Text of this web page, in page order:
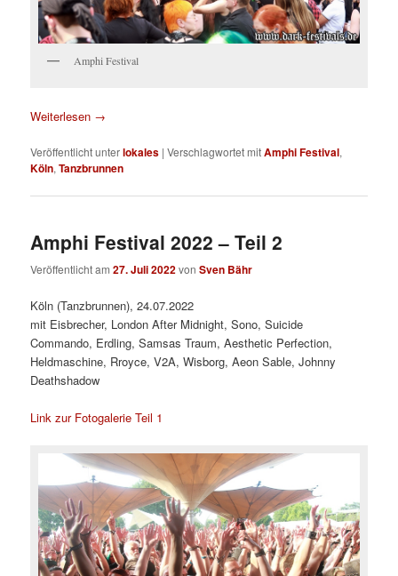
Amphi Festival
Weiterlesen →
Veröffentlicht unterlokales |Verschlagwortet mitAmphi Festival,
Köln,Tanzbrunnen
Amphi Festival 2022 – Teil 2
Veröffentlicht am27. Juli 2022vonSven Bähr
Köln (Tanzbrunnen), 24.07.2022
mit Eisbrecher, London After Midnight, Sono, Suicide
Commando, Erdling, Samsas Traum, Aesthetic Perfection,
Heldmaschine, Rroyce, V2A, Wisborg, Aeon Sable, Johnny
Deathshadow
Link zur Fotogalerie Teil 1